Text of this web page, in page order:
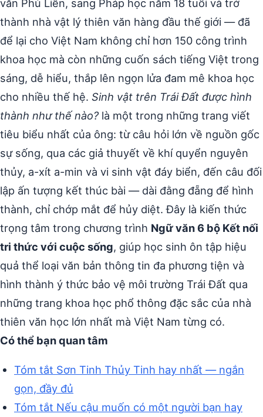
văn Phủ Liễn, sang Pháp học năm 18 tuổi và trở
thành nhà vật lý thiên văn hàng đầu thế giới — đã
để lại cho Việt Nam không chỉ hơn 150 công trình
khoa học mà còn những cuốn sách tiếng Việt trong
sáng, dễ hiểu, thắp lên ngọn lửa đam mê khoa học
cho nhiều thế hệ. Sinh vật trên Trái Đất được hình
thành như thế nào?là một trong những trang viết
tiêu biểu nhất của ông: từ câu hỏi lớn về nguồn gốc
sự sống, qua các giả thuyết về khí quyển nguyên
thủy, a-xít a-min và vi sinh vật đáy biển, đến câu đối
lập ấn tượng kết thúc bài — dài đằng đẵng để hình
thành, chỉ chớp mắt để hủy diệt. Đây là kiến thức
trọng tâm trong chương trình Ngữ văn 6 bộ Kết nối
tri thức với cuộc sống, giúp học sinh ôn tập hiệu
quả thể loại văn bản thông tin đa phương tiện và
hình thành ý thức bảo vệ môi trường Trái Đất qua
những trang khoa học phổ thông đặc sắc của nhà
thiên văn học lớn nhất mà Việt Nam từng có.
Có thể bạn quan tâm
Tóm tắt Sơn Tinh Thủy Tinh hay nhất — ngắn
gọn, đầy đủ
Tóm tắt Nếu cậu muốn có một người bạn hay